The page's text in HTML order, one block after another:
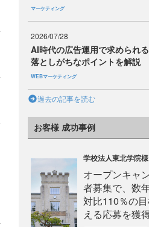
マーケティング
2026/07/28
AI時代の広告運用で求められ
落としがちなポイントを解説
WEBマーケティング
過去の記事を読む
お客様 成功事例
学校法人東北学院様
オープンキャ
者募集で、数
対比110％の
える応募を獲